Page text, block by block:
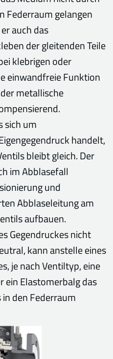
Federraum gelangen
auch das
der gleitenden Teile
klebrigen oder
einwandfreie Funktion
metallische
sich um
handelt,
bleibt gleich. Der
im Abblasefall
und
Abblaseleitung am
aufbauen.
Gegendruckes nicht
kann anstelle eines
je nach Ventiltyp, eine
ein Elastomerbalg das
den Federraum